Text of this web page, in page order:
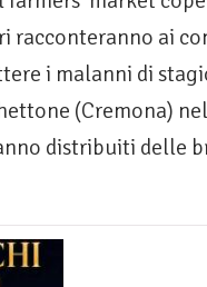
racconteranno ai
i malanni di
(Cremona)
distribuiti delle